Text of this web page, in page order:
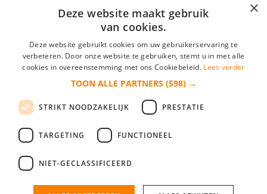
Inloggen als bedrijf
*
login gegevens onthouden
login
Bedrijf aanmelden
nieuwe collega/werknemer zo gevonden!
×
Deze website maakt gebruik
van cookies.
Deze website gebruikt cookies om uw gebruikerservaring te
verbeteren. Door onze website te gebruiken, stemt u in met alle
cookies in overeenstemming met ons Cookiebeleid. Lees verder
TOON ALLE PARTNERS (598) →
STRIKT NOODZAKELIJK PRESTATIE
TARGETING FUNCTIONEEL
NIET-GECLASSIFICEERD